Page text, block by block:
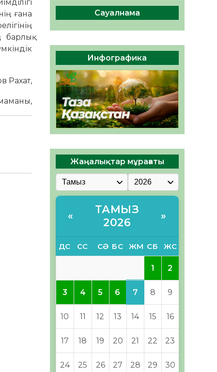
ғана
барлық
беруге дайын
ӘРБІР ДАУЫС – ҚОҒАМ
ДАМУЫНА ҚОСЫЛҒАН
ҮЛЕС
05.08.2026
39 0
Сауалнама
Инфографика
Жаңалықтар мұрағаты
«
ТАМЫЗ
2026
»
ДС СС СӘ БС ЖМ СБ ЖС
1 2
3 4 5 6 7 8 9
10 11 12 13 14 15 16
17 18 19 20 21 22 23
24 25 26 27 28 29 30